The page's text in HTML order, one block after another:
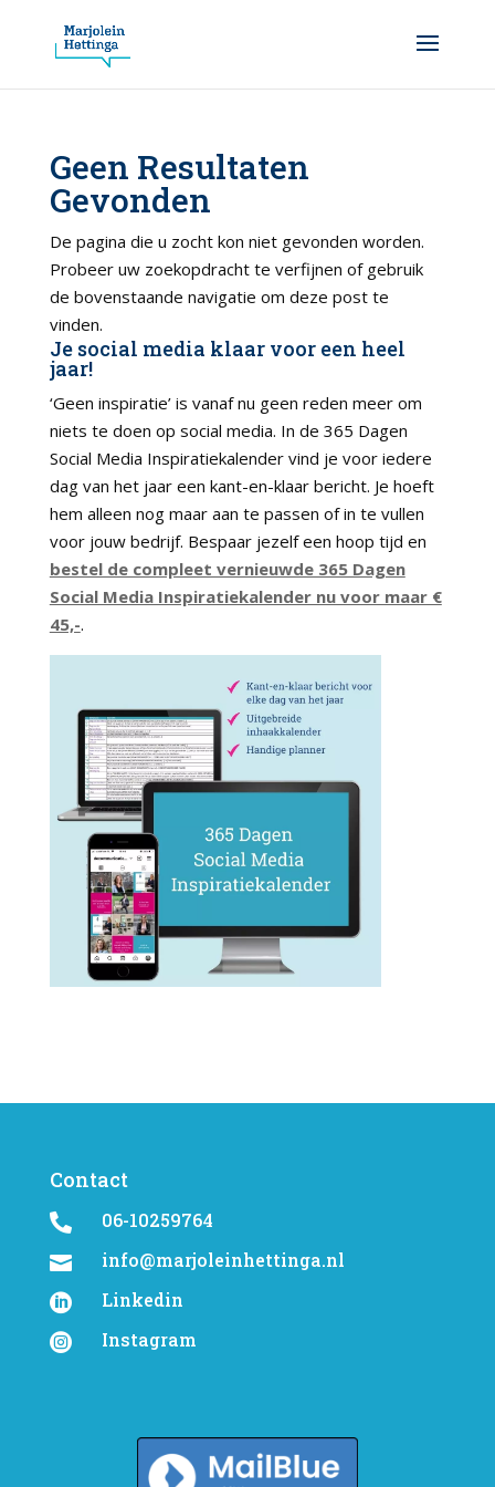
Geen Resultaten
Gevonden
De pagina die u zocht kon niet gevonden worden.
Probeer uw zoekopdracht te verfijnen of gebruik
de bovenstaande navigatie om deze post te
vinden.
Je social media klaar voor een heel
jaar!
‘Geen inspiratie’ is vanaf nu geen reden meer om
niets te doen op social media. In de 365 Dagen
Social Media Inspiratiekalender vind je voor iedere
dag van het jaar een kant-en-klaar bericht. Je hoeft
hem alleen nog maar aan te passen of in te vullen
voor jouw bedrijf. Bespaar jezelf een hoop tijd en
bestel de compleet vernieuwde 365 Dagen
Social Media Inspiratiekalender nu voor maar €
45,-.
Contact
 06-10259764
 info@marjoleinhettinga.nl
 Linkedin
 Instagram